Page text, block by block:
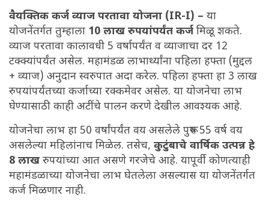
वैयक्तिक कर्ज व्याज परतावा योजना (IR-I) – या
योजनेंतर्गत तुम्हाला 10 लाख रुपयांपर्यंत कर्ज मिळू शकते.
व्याज परतावा कालावधी 5 वर्षापर्यंत व व्याजाचा दर 12
टक्क्यांपर्यंत असेल. महामंडळ लाभार्थ्यांना पहिला हफ्ता (मुद्दल
+ व्याज) अनुदान स्वरुपात अदा करेल. पहिला हफ्ता हा 3 लाख
रुपयांपर्यंतच्या कर्जाच्या रक्कमेवर असेल. या योजनेचा लाभ
घेण्यासाठी काही अटींचे पालन करणे देखील आवश्यक आहे.
योजनेचा लाभ हा 50 वर्षांपर्यंत वय असलेले पुरूष 55 वर्ष वय
असलेल्या महिलांनाच मिळेल. तसेच, कुटुंबाचे वार्षिक उत्पन्न हे
8 लाख रुपयांच्या आत असणे गरजेचे आहे. यापूर्वी कोणत्याही
महामंडळाच्या योजनेचा लाभ घेतलेला असल्यास या योजनेंतर्गत
कर्ज मिळणार नाही.